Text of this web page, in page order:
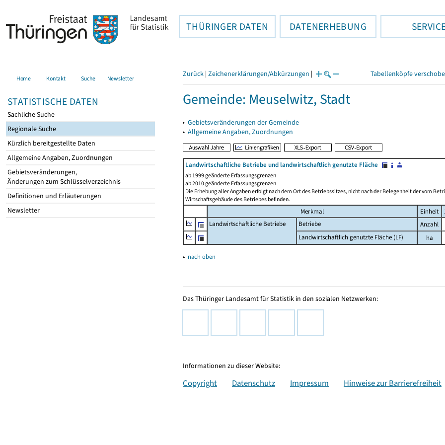
THÜRINGER DATEN DATENERHEBUNG
Home Kontakt Suche Newsletter
STATISTISCHE DATEN
Sachliche Suche
Regionale Suche
Kürzlich bereitgestellte Daten
Allgemeine Angaben, Zuordnungen
Gebietsveränderungen,
Änderungen zum Schlüsselverzeichnis
Definitionen und Erläuterungen
Newsletter
Zurück | Zeichenerklärungen/Abkürzungen | Tabellenköpfe
Gemeinde: Meuselwitz, Stadt
▸ Gebietsveränderungen der Gemeinde
▸ Allgemeine Angaben, Zuordnungen
Landwirtschaftliche Betriebe und landwirtschaftlich genutzte Fläche
ab 1999 geänderte Erfassungsgrenzen
ab 2010 geänderte Erfassungsgrenzen
Die Erhebung aller Angaben erfolgt nach dem Ort des Betriebssitzes, nicht nach der Belegenheit der vom
Wirtschaftsgebäude des Betriebes befinden.
Merkmal Einheit
Landwirtschaftliche Betriebe
Betriebe Anzahl
Landwirtschaftlich genutzte Fläche (LF)
ha
▴ nach oben
Das Thüringer Landesamt für Statistik in den sozialen Netzwerken:
Informationen zu dieser Website:
Copyright Datenschutz Impressum Hinweise zur Barrierefreiheit